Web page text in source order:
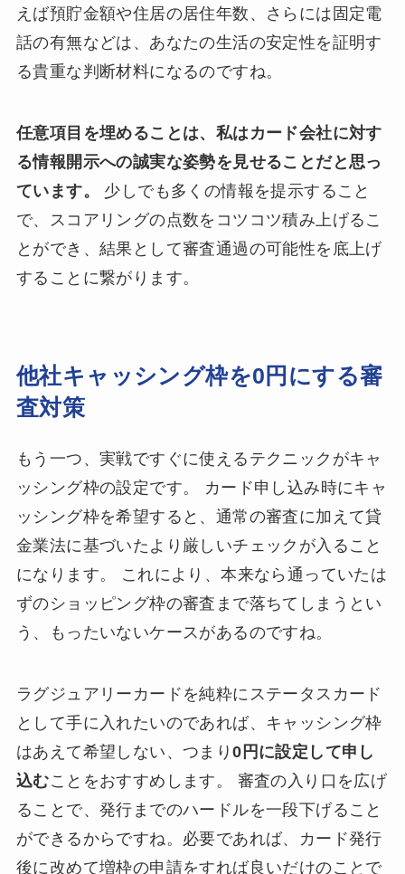
えば預貯金額や住居の居住年数、さらには固定電
話の有無などは、あなたの生活の安定性を証明す
る貴重な判断材料になるのですね。
任意項目を埋めることは、私はカード会社に対す
る情報開示への誠実な姿勢を見せることだと思っ
ています。
少しでも多くの情報を提示すること
で、スコアリングの点数をコツコツ積み上げるこ
とができ、結果として審査通過の可能性を底上げ
することに繋がります。
他社キャッシング枠を0円にする審
査対策
もう一つ、実戦ですぐに使えるテクニックがキャ
ッシング枠の設定です。 カード申し込み時にキャ
ッシング枠を希望すると、通常の審査に加えて貸
金業法に基づいたより厳しいチェックが入ること
になります。 これにより、本来なら通っていたは
ずのショッピング枠の審査まで落ちてしまうとい
う、もったいないケースがあるのですね。
ラグジュアリーカードを純粋にステータスカード
として手に入れたいのであれば、キャッシング枠
はあえて希望しない、つまり0円に設定して申し
込むことをおすすめします。 審査の入り口を広げ
ることで、発行までのハードルを一段下げること
ができるからですね。必要であれば、カード発行
後に改めて増枠の申請をすれば良いだけのことで